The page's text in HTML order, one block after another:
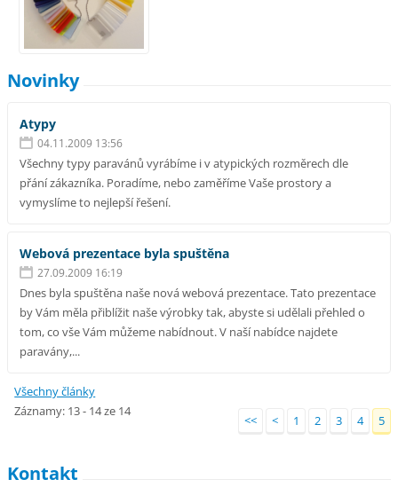
Novinky
Atypy
04.11.2009 13:56
Všechny typy paravánů vyrábíme i v atypických rozměrech dle
přání zákazníka. Poradíme, nebo zaměříme Vaše prostory a
vymyslíme to nejlepší řešení.
Webová prezentace byla spuštěna
27.09.2009 16:19
Dnes byla spuštěna naše nová webová prezentace. Tato prezentace
by Vám měla přiblížit naše výrobky tak, abyste si udělali přehled o
tom, co vše Vám můžeme nabídnout. V naší nabídce najdete
paravány,...
Všechny články
Záznamy: 13 - 14 ze 14
<< < 1 2 3 4 5
Kontakt